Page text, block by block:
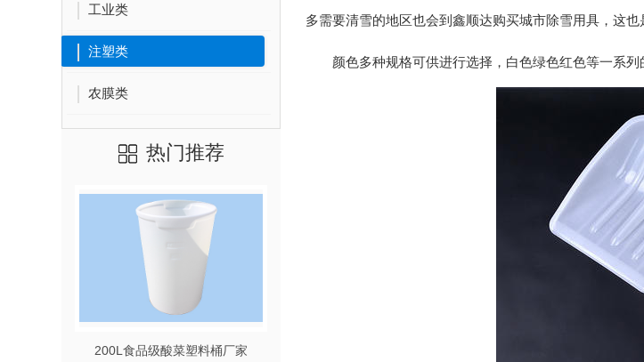
工业类
注塑类
农膜类
热门推荐
200L食品级酸菜塑料桶厂家
多需要清雪的地区也会到鑫顺达购买城市除雪用具，这也
颜色多种规格可供进行选择，白色绿色红色等一系